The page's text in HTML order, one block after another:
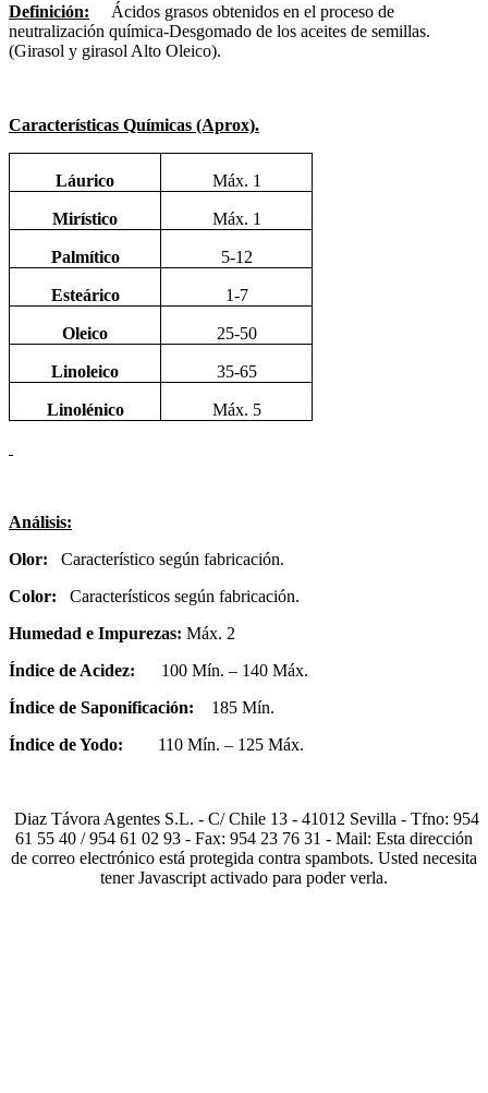
Definición: Ácidos grasos obtenidos en el proceso de
neutralización química-Desgomado de los aceites de semillas.
(Girasol y girasol Alto Oleico).
Características Químicas (Aprox).
Láurico Máx. 1
Mirístico Máx. 1
Palmítico 5-12
Esteárico 1-7
Oleico 25-50
Linoleico 35-65
Linolénico Máx. 5
Análisis:
Olor: Característico según fabricación.
Color: Característicos según fabricación.
Humedad e Impurezas: Máx. 2
Índice de Acidez: 100 Mín. – 140 Máx.
Índice de Saponificación: 185 Mín.
Índice de Yodo: 110 Mín. – 125 Máx.
Diaz Távora Agentes S.L. - C/ Chile 13 - 41012 Sevilla - Tfno: 954
61 55 40 / 954 61 02 93 - Fax: 954 23 76 31 - Mail: Esta dirección
de correo electrónico está protegida contra spambots. Usted necesita
tener Javascript activado para poder verla.